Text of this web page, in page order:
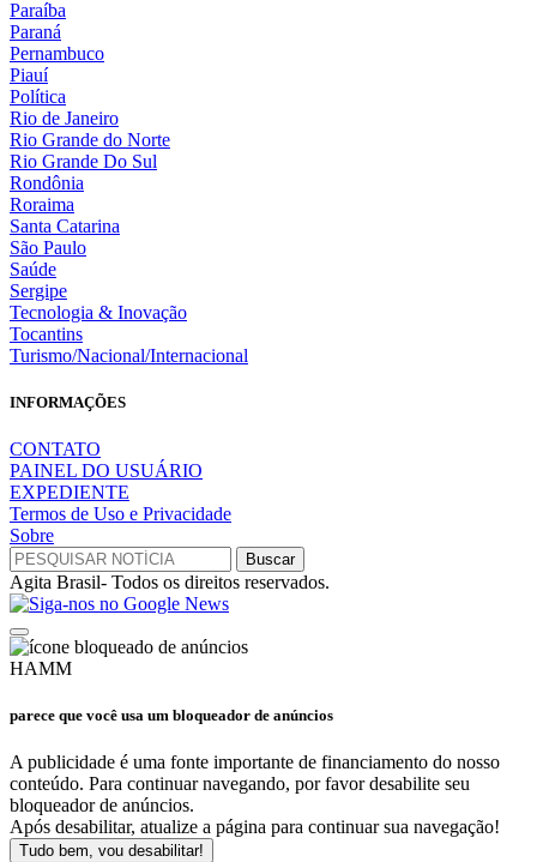
Paraíba
Paraná
Pernambuco
Piauí
Política
Rio de Janeiro
Rio Grande do Norte
Rio Grande Do Sul
Rondônia
Roraima
Santa Catarina
São Paulo
Saúde
Sergipe
Tecnologia & Inovação
Tocantins
Turismo/Nacional/Internacional
INFORMAÇÕES
CONTATO
PAINEL DO USUÁRIO
EXPEDIENTE
Termos de Uso e Privacidade
Sobre
Agita Brasil- Todos os direitos reservados.
HAMM
parece que você usa um bloqueador de anúncios
A publicidade é uma fonte importante de financiamento do nosso
conteúdo. Para continuar navegando, por favor desabilite seu
bloqueador de anúncios.
Após desabilitar, atualize a página para continuar sua navegação!
Tudo bem, vou desabilitar!